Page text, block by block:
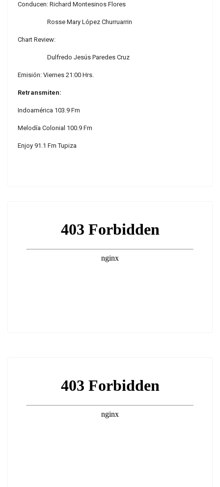
Conducen: Richard Montesinos Flores
Rosse Mary López Churruarrin
Chart Review:
Dulfredo Jesús Paredes Cruz
Emisión: Viernes 21:00 Hrs.
Retransmiten:
Indoamérica 103.9 Fm
Melodía Colonial 100.9 Fm
Enjoy 91.1 Fm Tupiza